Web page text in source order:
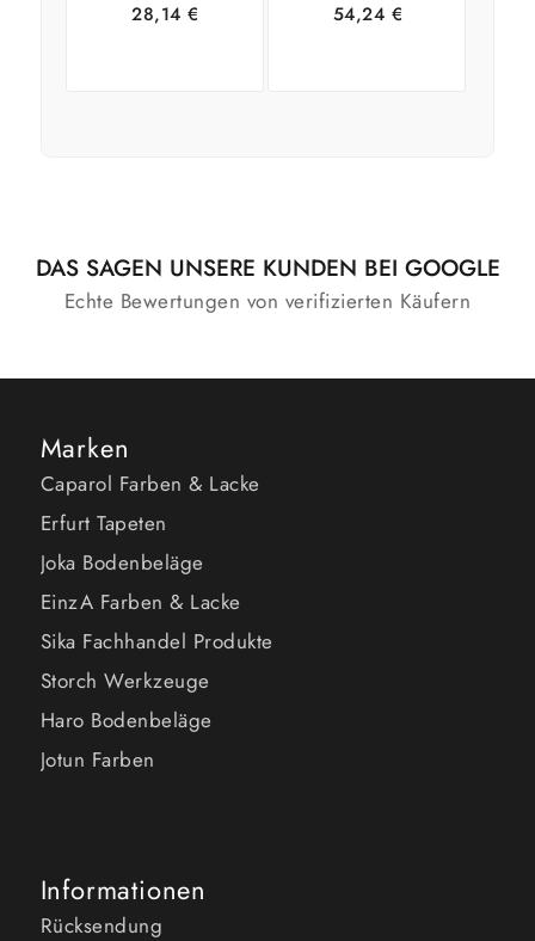
28,14€ 54,24 €
DAS SAGEN UNSERE KUNDEN BEI GOOGLE
Echte Bewertungen von verifizierten Käufern
Marken
Caparol Farben & Lacke
Erfurt Tapeten
Joka Bodenbeläge
EinzA Farben & Lacke
Sika Fachhandel Produkte
Storch Werkzeuge
Haro Bodenbeläge
Jotun Farben
Informationen
Rücksendung